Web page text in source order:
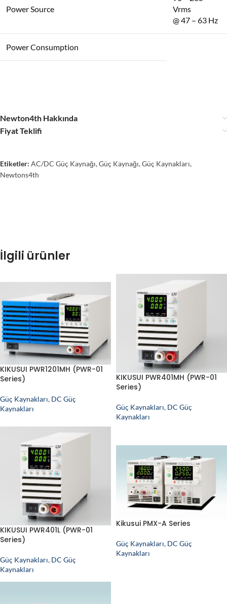
Power Source
Vrms
@ 47 – 63 Hz
Power Consumption
Newton4th Hakkında
Fiyat Teklifi
Etiketler: AC/DC Güç Kaynağı,Güç Kaynağı,Güç Kaynakları,
Newtons4th
İlgili ürünler
KIKUSUI PWR1201MH (PWR-01
Series)
Güç Kaynakları, DC Güç
Kaynakları
KIKUSUI PWR401MH (PWR-01
Series)
Güç Kaynakları, DC Güç
Kaynakları
KIKUSUI PWR401L (PWR-01
Series)
Güç Kaynakları, DC Güç
Kaynakları
Kikusui PMX-A Series
Güç Kaynakları, DC Güç
Kaynakları